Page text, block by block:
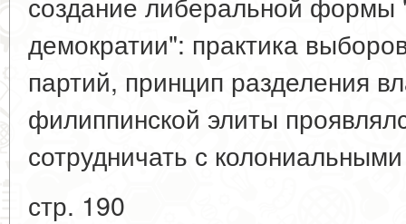
демократии": практика
партий, принцип разделения
филиппинской элиты
сотрудничать с
стр. 190